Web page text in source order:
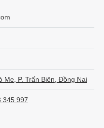
Me, P. Trấn Biên, Đồng Nai
345 997